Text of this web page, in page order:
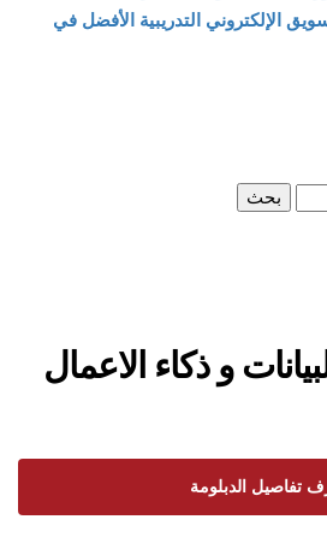
الإلكتروني التدريبية الأفضل في
و ذكاء الاعمال
تفاصيل الدبلومة